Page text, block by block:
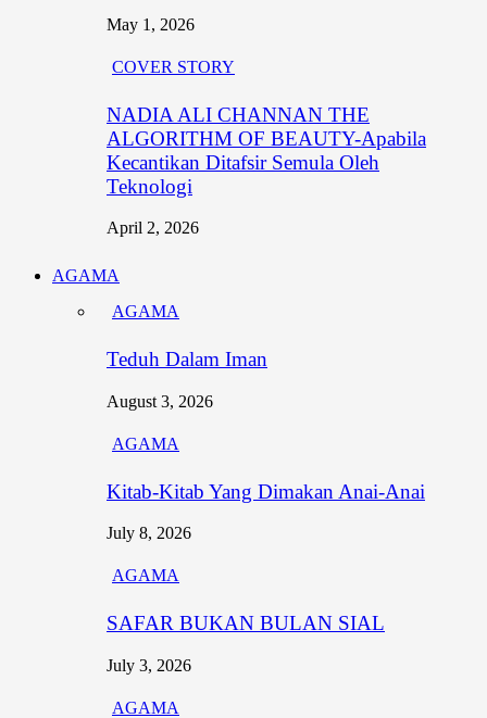
May 1, 2026
COVER STORY
NADIA ALI CHANNAN THE
ALGORITHM OF BEAUTY-Apabila
Kecantikan Ditafsir Semula Oleh
Teknologi
April 2, 2026
AGAMA
AGAMA
Teduh Dalam Iman
August 3, 2026
AGAMA
Kitab-Kitab Yang Dimakan Anai-Anai
July 8, 2026
AGAMA
SAFAR BUKAN BULAN SIAL
July 3, 2026
AGAMA